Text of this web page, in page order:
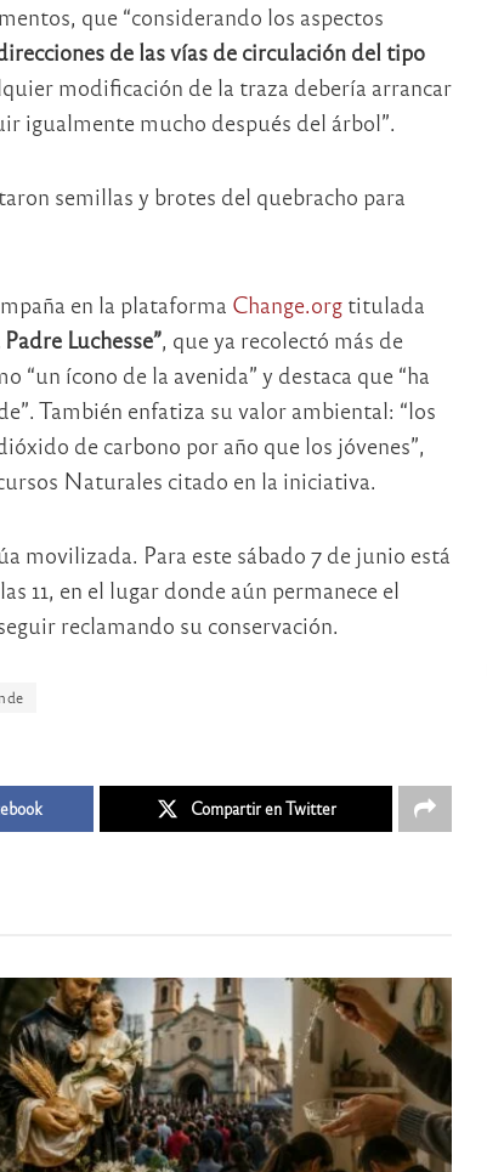
que “considerando los aspectos
de las vías de circulación del tipo
modificación de la traza debería arrancar
igualmente mucho después del árbol”.
semillas y brotes del quebracho para
en la plataforma Change.orgtitulada
Luchesse”, que ya recolectó más de
ícono de la avenida” y destaca que “ha
También enfatiza su valor ambiental: “los
de carbono por año que los jóvenes”,
Naturales citado en la iniciativa.
movilizada. Para este sábado 7 de junio está
11, en el lugar donde aún permanece el
reclamando su conservación.
Compartir en Twitter